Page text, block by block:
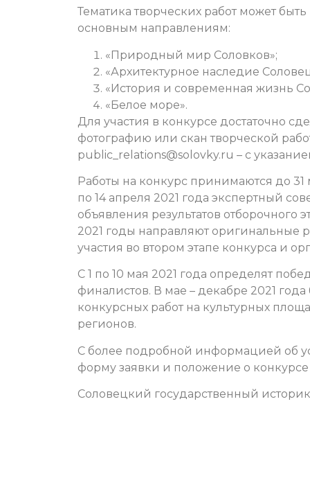
Тематика творческих работ может
основным направлениям:
«Природный мир Соловков»;
«Архитектурное наследие
«История и современная жизнь
«Белое море».
Для участия в конкурсе достаточно
фотографию или скан творческой
public_relations@solovky.ru – с
Работы на конкурс принимаются до 31
по 14 апреля 2021 года экспертный
объявления результатов отборочного
2021 годы направляют оригинальные
участия во втором этапе конкурса и
С 1 по 10 мая 2021 года определят
финалистов. В мае – декабре 2021
конкурсных работ на культурных
регионов.
С более подробной информацией об
форму заявки и положение о
Соловецкий государственный